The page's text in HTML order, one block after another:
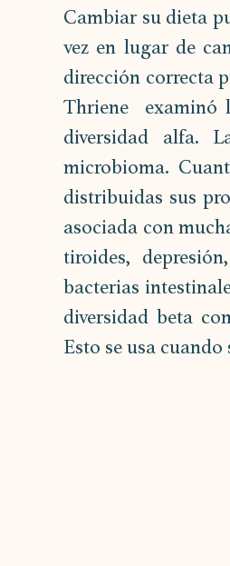
Cambiar su dieta
vez en lugar de
dirección correcta
Thriene  examinó
diversidad alfa.
microbioma.
distribuidas sus
asociada con
tiroides,
bacterias
diversidad beta
Esto se usa